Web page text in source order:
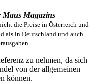
Maus Magazins
die Preise in Österreich und
als in Deutschland und auch
zu nehmen, da sich
von der allgemeinen
können.